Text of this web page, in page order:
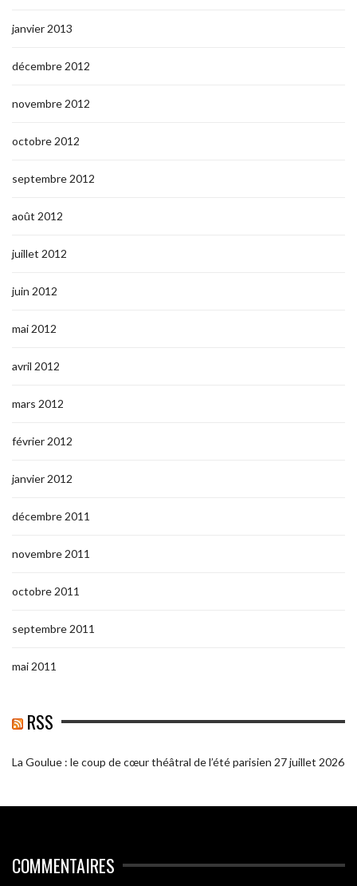
janvier 2013
décembre 2012
novembre 2012
octobre 2012
septembre 2012
août 2012
juillet 2012
juin 2012
mai 2012
avril 2012
mars 2012
février 2012
janvier 2012
décembre 2011
novembre 2011
octobre 2011
septembre 2011
mai 2011
RSS
La Goulue : le coup de cœur théâtral de l’été parisien 27 juillet 2026
COMMENTAIRES